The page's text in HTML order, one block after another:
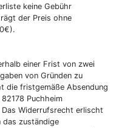
keine Gebühr
der Preis ohne
einer Frist von zwei
von Gründen zu
die fristgemäße Absendung
Puchheim
Widerrufsrecht erlischt
das zuständige